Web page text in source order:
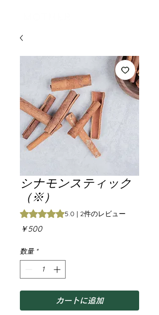
シナモンスティック
（※）
評価は2件のレビューに基づき、5つ星
5.0 | 2件のレビュー
￥500価
数量 *
カートに追加